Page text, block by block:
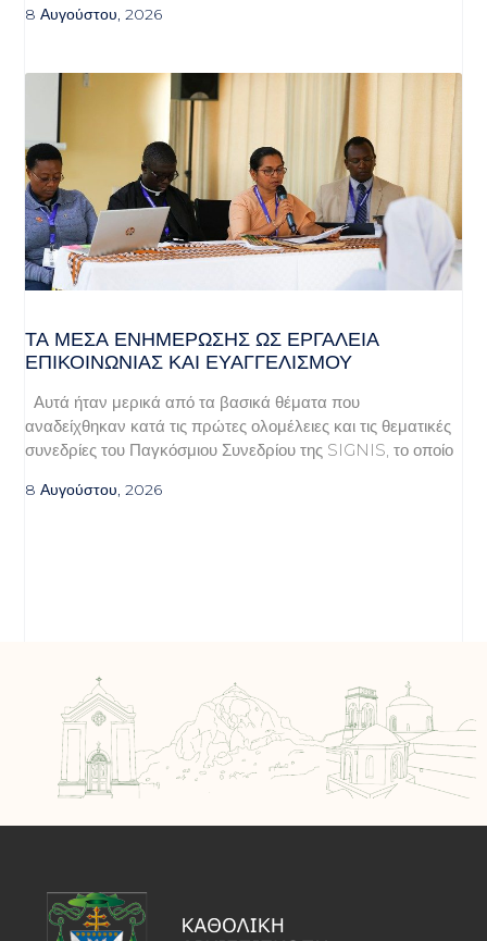
8 Αυγούστου, 2026
ΤΑ ΜΈΣΑ ΕΝΗΜΈΡΩΣΗΣ ΩΣ ΕΡΓΑΛΕΊΑ
ΕΠΙΚΟΙΝΩΝΊΑΣ ΚΑΙ ΕΥΑΓΓΕΛΙΣΜΟΎ
Αυτά ήταν μερικά από τα βασικά θέματα που
αναδείχθηκαν κατά τις πρώτες ολομέλειες και τις θεματικές
συνεδρίες του Παγκόσμιου Συνεδρίου της SIGNIS, το οποίο
8 Αυγούστου, 2026